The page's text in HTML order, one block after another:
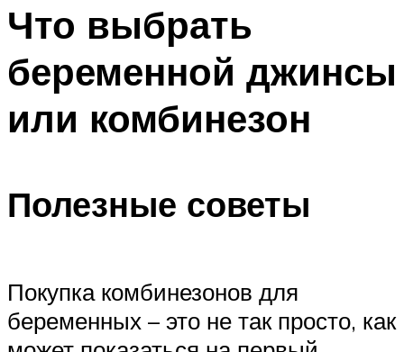
Что выбрать
беременной джинсы
или комбинезон
Полезные советы
Покупка комбинезонов для
беременных – это не так просто, как